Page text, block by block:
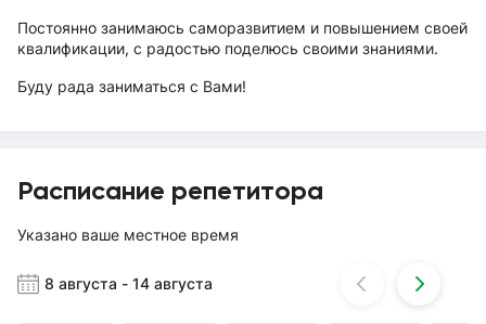
Постоянно занимаюсь саморазвитием и повышением своей
квалификации, с радостью поделюсь своими знаниями.
Буду рада заниматься с Вами!
Расписание репетитора
Указано ваше местное время
8 августа - 14 августа